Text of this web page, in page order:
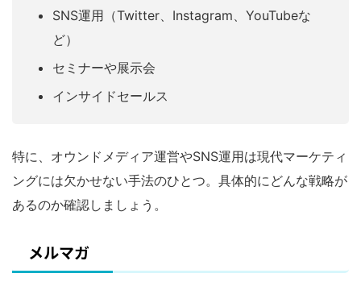
SNS運用（Twitter、Instagram、YouTubeな
ど）
セミナーや展示会
インサイドセールス
特に、オウンドメディア運営やSNS運用は現代マーケティ
ングには欠かせない手法のひとつ。具体的にどんな戦略が
あるのか確認しましょう。
メルマガ